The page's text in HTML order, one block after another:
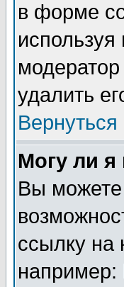
в форме
удалить
Вернуться
Могу ли я
Вы можете
ссылку на
например: